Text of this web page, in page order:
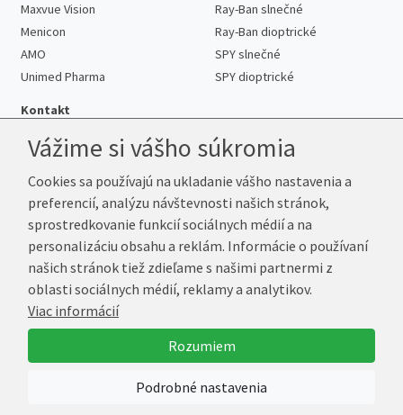
Maxvue Vision
Menicon
AMO
Unimed Pharma
Ray-Ban slnečné
Ray-Ban dioptrické
SPY slnečné
SPY dioptrické
Kontakt
Telefón:+421 222 205 863
E-mail:info@kup-sosovky.sk
Reklamačná adresa
Andrea Votavová
Revoluční 1017
290 01 Poděbrady
Česká republika
VytvorilMarek Kebza
Vážime si vášho súkromia
Cookies sa používajú na ukladanie vášho nastavenia a
preferencií, analýzu návštevnosti našich stránok,
sprostredkovanie funkcií sociálnych médií a na
personalizáciu obsahu a reklám. Informácie o používaní
našich stránok tiež zdieľame s našimi partnermi z
oblasti sociálnych médií, reklamy a analytikov.
Viac informácií
Rozumiem
Podrobné nastavenia